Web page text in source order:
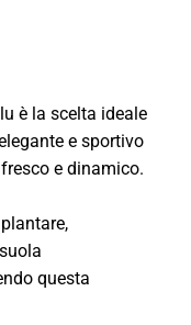
è la scelta ideale
e sportivo
e dinamico.
questa